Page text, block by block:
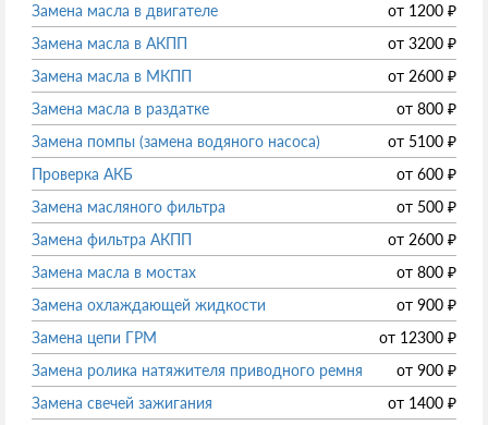
Замена масла в двигателе от 1200 ₽
Замена масла в АКПП
от 3200 ₽
Замена масла в МКПП
от 2600 ₽
Замена масла в раздатке
от 800 ₽
Замена помпы (замена водяного насоса)
от 5100 ₽
Проверка АКБ
от 600 ₽
Замена масляного фильтра
от 500 ₽
Замена фильтра АКПП
от 2600 ₽
Замена масла в мостах
от 800 ₽
Замена охлаждающей жидкости
от 900 ₽
Замена цепи ГРМ
от 12300 ₽
Замена ролика натяжителя приводного ремня
от 900 ₽
Замена свечей зажигания
от 1400 ₽